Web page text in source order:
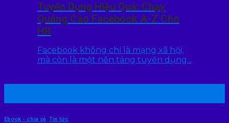
Tuyển Dụng Hiệu Quả: Chạy
Quảng Cáo Facebook A-Z Cho
HR
Facebook không chỉ là mạng xã hội,
mà còn là một nền tảng tuyển dụng...
Ebook - chia sẻ, Tin tức